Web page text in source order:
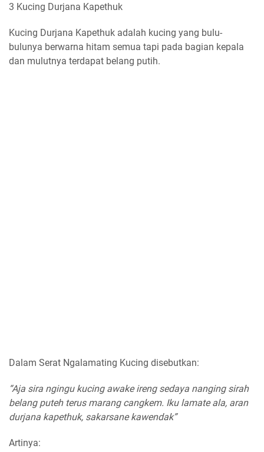
3 Kucing Durjana Kapethuk
Kucing Durjana Kapethuk adalah kucing yang bulu-
bulunya berwarna hitam semua tapi pada bagian kepala
dan mulutnya terdapat belang putih.
Dalam Serat Ngalamating Kucing disebutkan:
“Aja sira ngingu kucing awake ireng sedaya nanging sirah
belang puteh terus marang cangkem. Iku lamate ala, aran
durjana kapethuk, sakarsane kawendak”
Artinya: